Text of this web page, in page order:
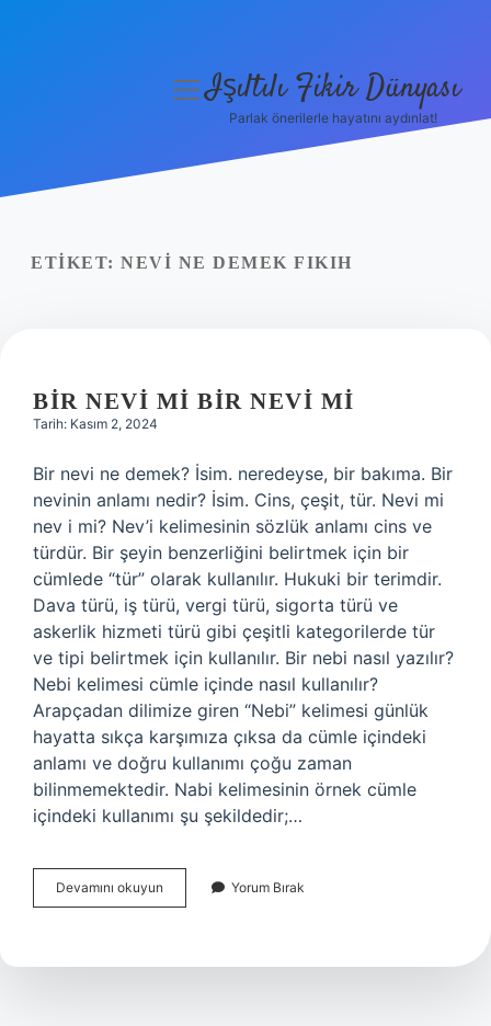
Yasal Uyarı
menüyüIşıltılı Fikir Dünyası
Parlak önerilerle hayatını aydınlat!
ETIKET: NEVI NE DEMEK FIKIH
BIR NEVI MI BIR NEVI MI
Tarih: Kasım 2, 2024
Bir nevi ne demek? İsim. neredeyse, bir bakıma. Bir
nevinin anlamı nedir? İsim. Cins, çeşit, tür. Nevi mi
nev i mi? Nev’i kelimesinin sözlük anlamı cins ve
türdür. Bir şeyin benzerliğini belirtmek için bir
cümlede “tür” olarak kullanılır. Hukuki bir terimdir.
Dava türü, iş türü, vergi türü, sigorta türü ve
askerlik hizmeti türü gibi çeşitli kategorilerde tür
ve tipi belirtmek için kullanılır. Bir nebi nasıl yazılır?
Nebi kelimesi cümle içinde nasıl kullanılır?
Arapçadan dilimize giren “Nebi” kelimesi günlük
hayatta sıkça karşımıza çıksa da cümle içindeki
anlamı ve doğru kullanımı çoğu zaman
bilinmemektedir. Nabi kelimesinin örnek cümle
içindeki kullanımı şu şekildedir;…
Devamını okuyun
Nevi
Nevi
Yorum Bırak